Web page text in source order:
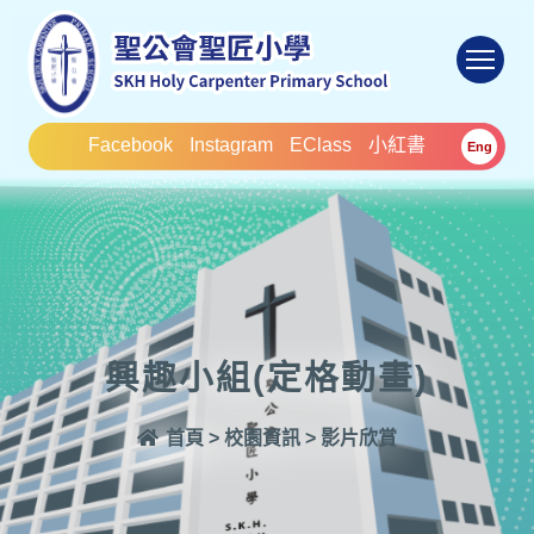
Facebook Instagram EClass 小紅書 Eng
興趣小組(定格動畫)
首頁 > 校園資訊 > 影片欣賞